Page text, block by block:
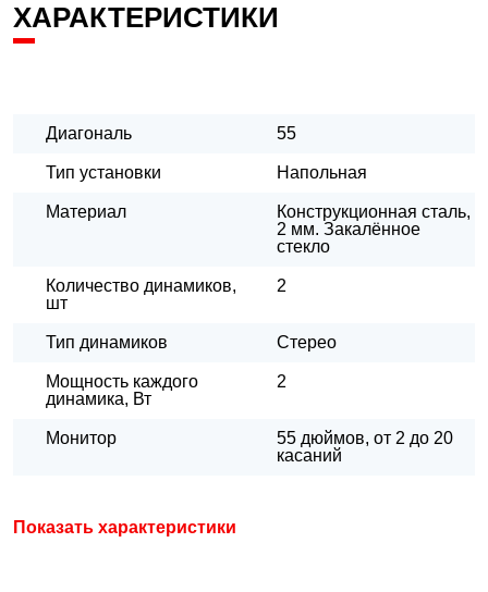
ХАРАКТЕРИСТИКИ
Диагональ 55
Тип установки Напольная
Материал
Конструкционная сталь,
2 мм. Закалённое
стекло
Количество динамиков,
шт
2
Тип динамиков Стерео
Мощность каждого
динамика, Вт
2
Монитор
55 дюймов, от 2 до 20
касаний
Показать характеристики